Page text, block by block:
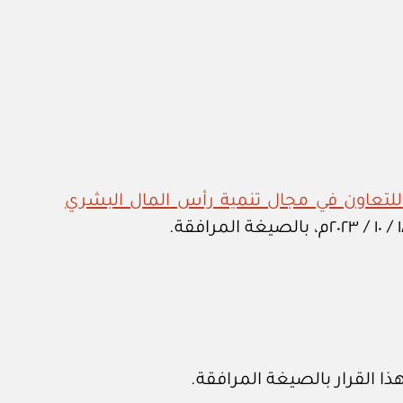
في مجال تنمية رأس المال البشري
القرار بالصيغة المرافقة.